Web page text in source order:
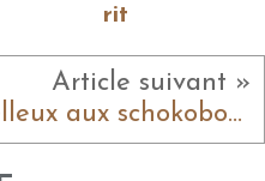
rit
Article suivant »
Moelleux aux schokobons